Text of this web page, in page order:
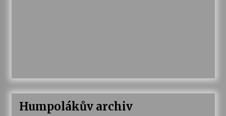
Humpolákův archiv